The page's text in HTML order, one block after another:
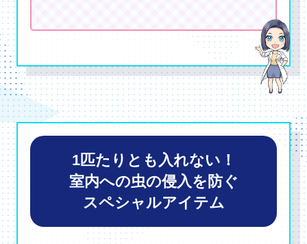
1匹たりとも入れない！
室内への虫の侵入を防ぐ
スペシャルアイテム